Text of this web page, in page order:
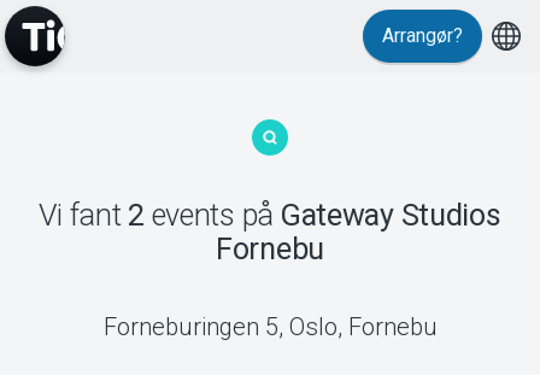
MyTickster
Support
Arrangør?
Vi fant 2 events på Gateway Studios
Fornebu
Forneburingen 5, Oslo, Fornebu